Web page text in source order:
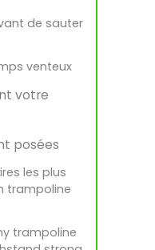
de sauter
venteux
votre
posées
les plus
trampoline
trampoline